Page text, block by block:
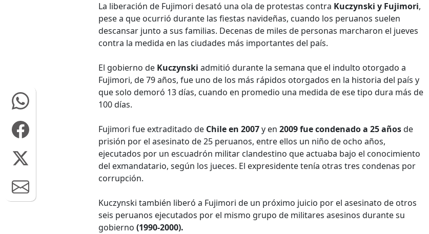
La liberación de Fujimori desató una ola de protestas contra Kuczynski y Fujimori,
pese a que ocurrió durante las fiestas navideñas, cuando los peruanos suelen
descansar junto a sus familias. Decenas de miles de personas marcharon el jueves
contra la medida en las ciudades más importantes del país.
El gobierno de Kuczynski admitió durante la semana que el indulto otorgado a
Fujimori, de 79 años, fue uno de los más rápidos otorgados en la historia del país y
que solo demoró 13 días, cuando en promedio una medida de ese tipo dura más de
100 días.
Fujimori fue extraditado de Chile en 2007y en 2009 fue condenado a 25 añosde
prisión por el asesinato de 25 peruanos, entre ellos un niño de ocho años,
ejecutados por un escuadrón militar clandestino que actuaba bajo el conocimiento
del exmandatario, según los jueces. El expresidente tenía otras tres condenas por
corrupción.
Kuczynski también liberó a Fujimori de un próximo juicio por el asesinato de otros
seis peruanos ejecutados por el mismo grupo de militares asesinos durante su
gobierno (1990-2000).